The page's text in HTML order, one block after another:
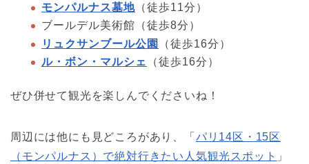
モンパルナス墓地 （徒歩11分）
ブールデル美術館（徒歩8分）
リュクサンブール公園
（徒歩16分）
ル・ボン・マルシェ
（徒歩16分）
ぜひ併せて観光を楽しんでくださいね！
周辺には他にも見どころがあり、「 パリ14区・15区
（モンパルナス）で絶対行きたい人気観光スポット 」